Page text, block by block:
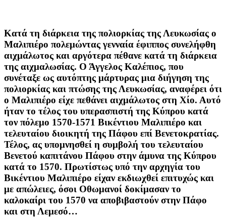
Κατά τη διάρκεια της πολιορκίας της Λευκωσίας ο
Μαλιπιέρο πολεμώντας γενναία έφιππος συνελήφθη
αιχμάλωτος και αργότερα πέθανε κατά τη διάρκεια
της αιχμαλωσίας. Ο Άγγελος Καλέπιος, που
συνέταξε ως αυτόπτης μάρτυρας μια διήγηση της
πολιορκίας και πτώσης της Λευκωσίας, αναφέρει ότι
ο Μαλιπιέρο είχε πεθάνει αιχμάλωτος στη Χίο. Αυτό
ήταν το τέλος του υπερασπιστή της Κύπρου κατά
τον πόλεμο 1570-1571 Βικέντιου Μαλιπιέρο και
τελευταίου διοικητή της Πάφου επί Βενετοκρατίας.
Τέλος, ας υπομνησθεί η συμβολή του τελευταίου
Βενετού καπιτάνου Πάφου στην άμυνα της Κύπρου
κατά το 1570. Πρωτίστως υπό την αρχηγία του
Βικέντιου Μαλιπιέρο είχαν εκδιωχθεί επιτυχώς και
με απώλειες, όσοι Οθωμανοί δοκίμασαν το
καλοκαίρι του 1570 να αποβιβαστούν στην Πάφο
και στη Λεμεσό…